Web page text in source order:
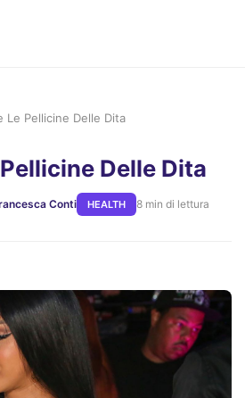
Le Pellicine Delle Dita
Delle Dita
Conti HEALTH 8 min di lettura